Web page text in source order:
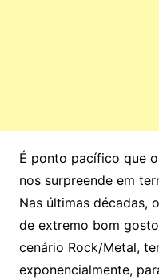
É ponto pacífico que
nos surpreende em
Nas últimas décadas,
de extremo bom
cenário Rock/Metal,
exponencialmente,